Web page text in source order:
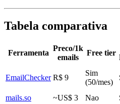
Tabela comparativa
Ferramenta
Preco/1k
emails
Free tier
EmailChecker R$ 9
Sim
(50/mes)
mails.so
~US$ 3 Nao